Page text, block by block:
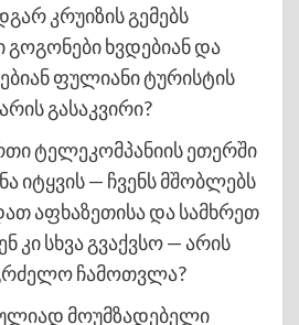
კრუიზის გემებს
გოგონები ხვდებიან და
ფულიანი ტურისტის
გასაკვირი?
ტელეკომპანიის ეთერში
იტყვის — ჩვენს მშობლებს
აფხაზეთისა და სამხრეთ
კი სხვა გვაქვსო — არის
ჩამოთვლა?
მოუმზადებელი